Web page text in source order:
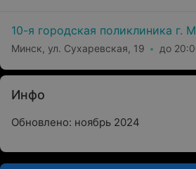
10-я городская поликлиника г.
Минск, ул. Сухаревская, 19 до
Инфо
Обновлено: ноябрь 2024